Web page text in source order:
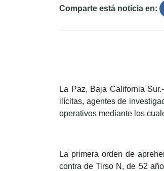
Comparte está noticia en:
La Paz, Baja California
ilícitas, agentes de
operativos mediante los
La primera orden de
contra de Tirso N, de 52